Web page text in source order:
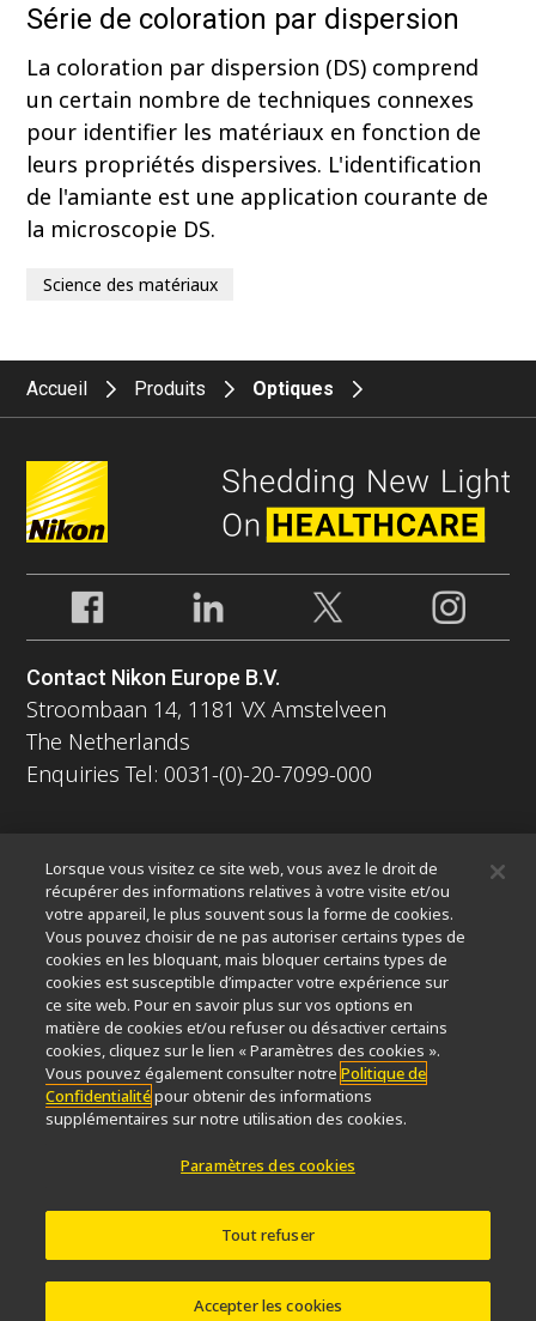
Série de coloration par dispersion
La coloration par dispersion (DS) comprend
un certain nombre de techniques connexes
pour identifier les matériaux en fonction de
leurs propriétés dispersives. L'identification
de l'amiante est une application courante de
la microscopie DS.
Science des matériaux
Accueil Produits Optiques
Contact Nikon Europe B.V.
Stroombaan 14, 1181 VX Amstelveen
The Netherlands
Enquiries Tel: 0031-(0)-20-7099-000
NouvellesÉvénementsProfil de la sociétéCarrières
ServiceDurabilité
Bien-être
Nikon Microscopes 100th Anniversary
Popular Links
Dernières nouvelles et actualitésSélecteur d’objectifs
Resolution CalculatorPubScopeOEM
Nikon Small World
MicroscopyU
Microscopie industrielle et métrologie
Systèmes de lithographie à semi-conducteurs
Systèmes de lithographie à FPD
Lorsque vous visitez ce site web, vous avez le droit de
récupérer des informations relatives à votre visite et/ou
votre appareil, le plus souvent sous la forme de cookies.
Vous pouvez choisir de ne pas autoriser certains types de
cookies en les bloquant, mais bloquer certains types de
cookies est susceptible d’impacter votre expérience sur
ce site web. Pour en savoir plus sur vos options en
matière de cookies et/ou refuser ou désactiver certains
cookies, cliquez sur le lien « Paramètres des cookies ».
Vous pouvez également consulter notrePolitique de
Confidentialitépour obtenir des informations
supplémentaires sur notre utilisation des cookies.
Paramètres des cookies
Tout refuser
Accepter les cookies